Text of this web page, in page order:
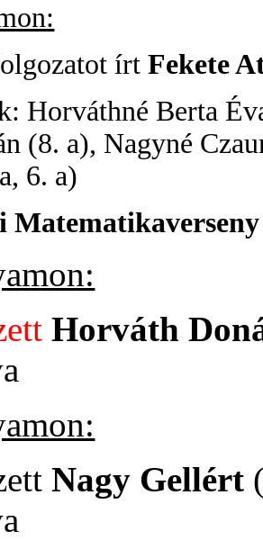
írtFekete
Horváthné Berta
(8. a), Nagyné
6. a)
Matematikaverseny
Horváth
Nagy Gellért